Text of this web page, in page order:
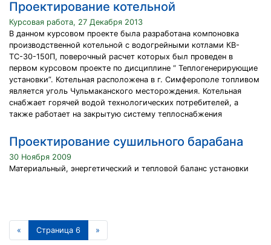
Проектирование котельной
Курсовая работа, 27 Декабря 2013
В данном курсовом проекте была разработана компоновка
производственной котельной с водогрейными котлами КВ-
ТС-30-150П, поверочный расчет которых был проведен в
первом курсовом проекте по дисциплине “ Теплогенерирующие
установки”. Котельная расположена в г. Симферополе топливом
является уголь Чульмаканского месторождения. Котельная
снабжает горячей водой технологических потребителей, а
также работает на закрытую систему теплоснабжения
Проектирование сушильного барабана
30 Ноября 2009
Материальный, энергетический и тепловой баланс установки
« Страница 6 »